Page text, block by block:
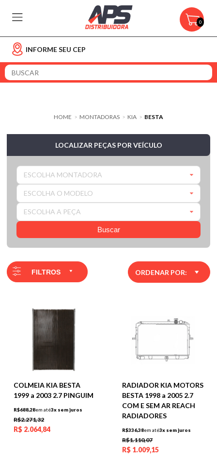
0
INFORME SEU CEP
HOME > MONTADORAS > KIA > BESTA
LOCALIZAR PEÇAS POR VEÍCULO
ESCOLHA MONTADORA
ESCOLHA O MODELO
ESCOLHA A PEÇA
Buscar
FILTROS ORDENAR POR:
COLMEIA KIA BESTA
1999 a 2003 2.7 PINGUIM
R$688,28em até3x sem juros
R$2.271,32
R$ 2.064,84
RADIADOR KIA MOTORS
BESTA 1998 a 2005 2.7
COM E SEM AR REACH
RADIADORES
R$336,38em até3x sem juros
R$1.110,07
R$ 1.009,15